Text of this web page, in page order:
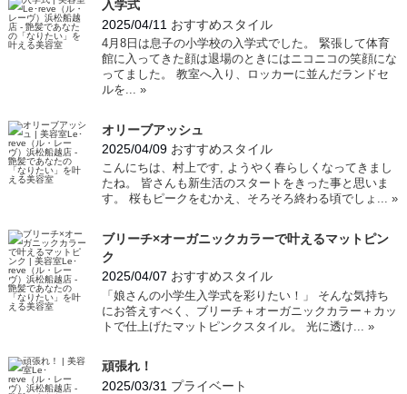
入学式
2025/04/11 おすすめスタイル
4月8日は息子の小学校の入学式でした。 緊張して体育
館に入ってきた顔は退場のときにはニコニコの笑顔にな
ってました。 教室へ入り、ロッカーに並んだランドセ
ルを...
»
オリーブアッシュ
2025/04/09 おすすめスタイル
こんにちは、村上です, ようやく春らしくなってきまし
たね。 皆さんも新生活のスタートをきった事と思いま
す。 桜もピークをむかえ、そろそろ終わる頃でしょ... »
ブリーチ×オーガニックカラーで叶えるマットピン
ク
2025/04/07 おすすめスタイル
「娘さんの小学生入学式を彩りたい！」 そんな気持ち
にお答えすべく、ブリーチ＋オーガニックカラー＋カッ
トで仕上げたマットピンクスタイル。 光に透け...
»
頑張れ！
2025/03/31 プライベート